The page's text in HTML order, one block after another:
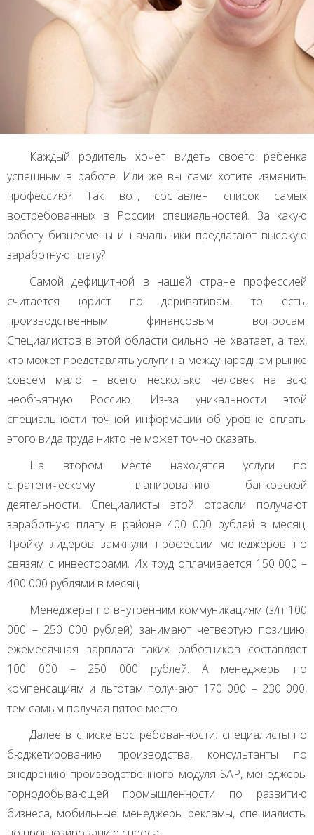
Каждый родитель хочет видеть своего ребенка
успешным в работе. Или же вы сами хотите изменить
профессию? Так вот, составлен список самых
востребованных в России специальностей. За какую
работу бизнесмены и начальники предлагают высокую
заработную плату?
Самой дефицитной в нашей стране профессией
считается юрист по деривативам, то есть,
производственным финансовым вопросам.
Специалистов в этой области сильно не хватает, а тех,
кто может представлять услуги на международном рынке
совсем мало – всего несколько человек на всю
необъятную Россию. Из-за уникальности этой
специальности точной информации об уровне оплаты
этого вида труда никто не может точно сказать.
На втором месте находятся услуги по
стратегическому планированию банковской
деятельности. Специалисты этой отрасли получают
заработную плату в районе 400 000 рублей в месяц.
Тройку лидеров замкнули профессии менеджеров по
связям с инвесторами. Их труд оплачивается 150 000 –
400 000 рублями в месяц.
Менеджеры по внутренним коммуникациям (з/п 100
000 – 250 000 рублей) занимают четвертую позицию,
ежемесячная зарплата таких работников составляет
100 000 – 250 000 рублей. А менеджеры по
компенсациям и льготам получают 170 000 – 230 000,
тем самым получая пятое место.
Далее в списке востребованности: специалисты по
бюджетированию производства, консультанты по
внедрению производственного модуля SAP, менеджеры
горнодобывающей промышленности по развитию
бизнеса, мобильные менеджеры рекламы, специалисты